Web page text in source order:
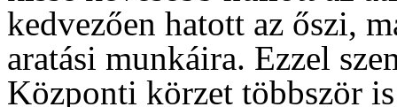
kedvezően hatott az őszi,
aratási munkáira. Ezzel
Központi körzet többször